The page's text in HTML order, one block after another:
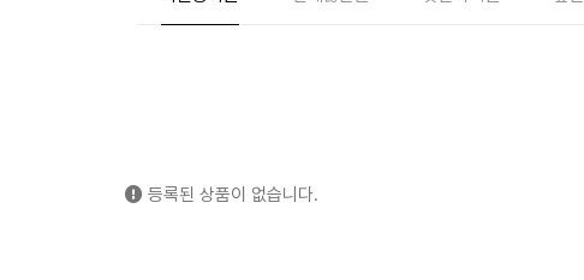
등록된 상품이 없습니다.